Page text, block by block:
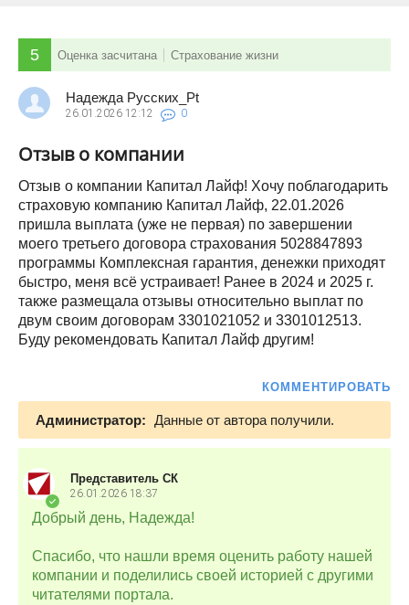
5 Оценка засчитана Страхование жизни
Надежда Русских_Pt
26.01.2026 12:12 0
Отзыв о компании
Отзыв о компании Капитал Лайф! Хочу поблагодарить
страховую компанию Капитал Лайф, 22.01.2026
пришла выплата (уже не первая) по завершении
моего третьего договора страхования 5028847893
программы Комплексная гарантия, денежки приходят
быстро, меня всё устраивает! Ранее в 2024 и 2025 г.
также размещала отзывы относительно выплат по
двум своим договорам 3301021052 и 3301012513.
Буду рекомендовать Капитал Лайф другим!
КОММЕНТИРОВАТЬ
Администратор: Данные от автора получили.
Представитель СК
26.01.2026 18:37
Добрый день, Надежда!
Спасибо, что нашли время оценить работу нашей
компании и поделились своей историей с другими
читателями портала.